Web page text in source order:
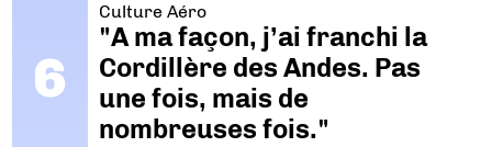
Culture Aéro
"A ma façon, j’ai franchi la
Cordillère des Andes. Pas
une fois, mais de
nombreuses fois."